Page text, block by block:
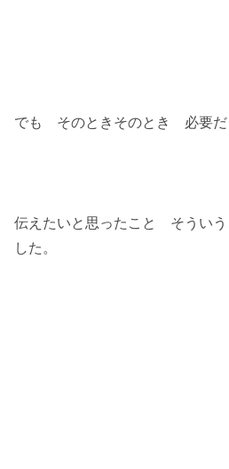
でも そのときそのとき 必要だ
伝えたいと思ったこと そうい
した。